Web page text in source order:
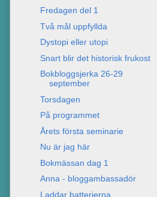
Fredagen del 1
Två mål uppfyllda
Dystopi eller utopi
Snart blir det historisk frukost
Bokbloggsjerka 26-29
september
Torsdagen
På programmet
Årets första seminarie
Nu är jag här
Bokmässan dag 1
Anna - bloggambassadör
Laddar batterierna